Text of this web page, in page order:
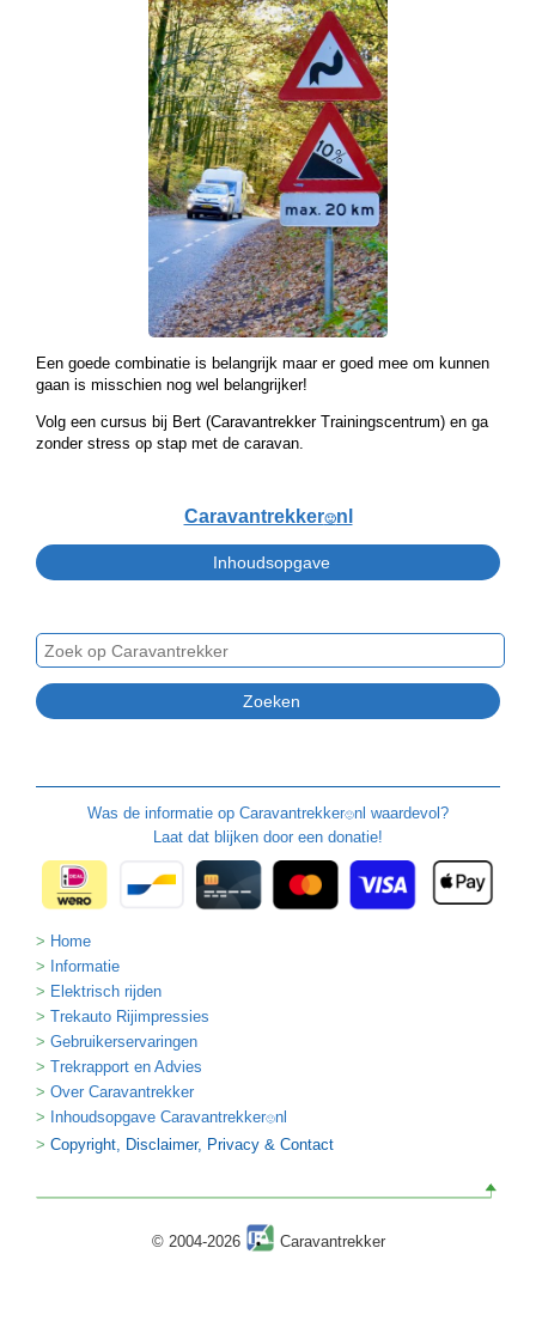
Een goede combinatie is belangrijk maar er goed mee om kunnen
gaan is misschien nog wel belangrijker!
Volg een cursus bij Bert (Caravantrekker Trainingscentrum) en ga
zonder stress op stap met de caravan.
Caravantrekker🙂nl
Was de informatie op Caravantrekker🙂nl waardevol?
Laat dat blijken door een donatie!
Home
Informatie
Elektrisch rijden
Trekauto Rijimpressies
Gebruikerservaringen
Trekrapport en Advies
Over Caravantrekker
Inhoudsopgave Caravantrekker🙂nl
Copyright, Disclaimer, Privacy & Contact
© 2004-2026 Caravantrekker